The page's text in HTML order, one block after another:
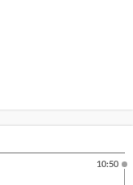
10:50